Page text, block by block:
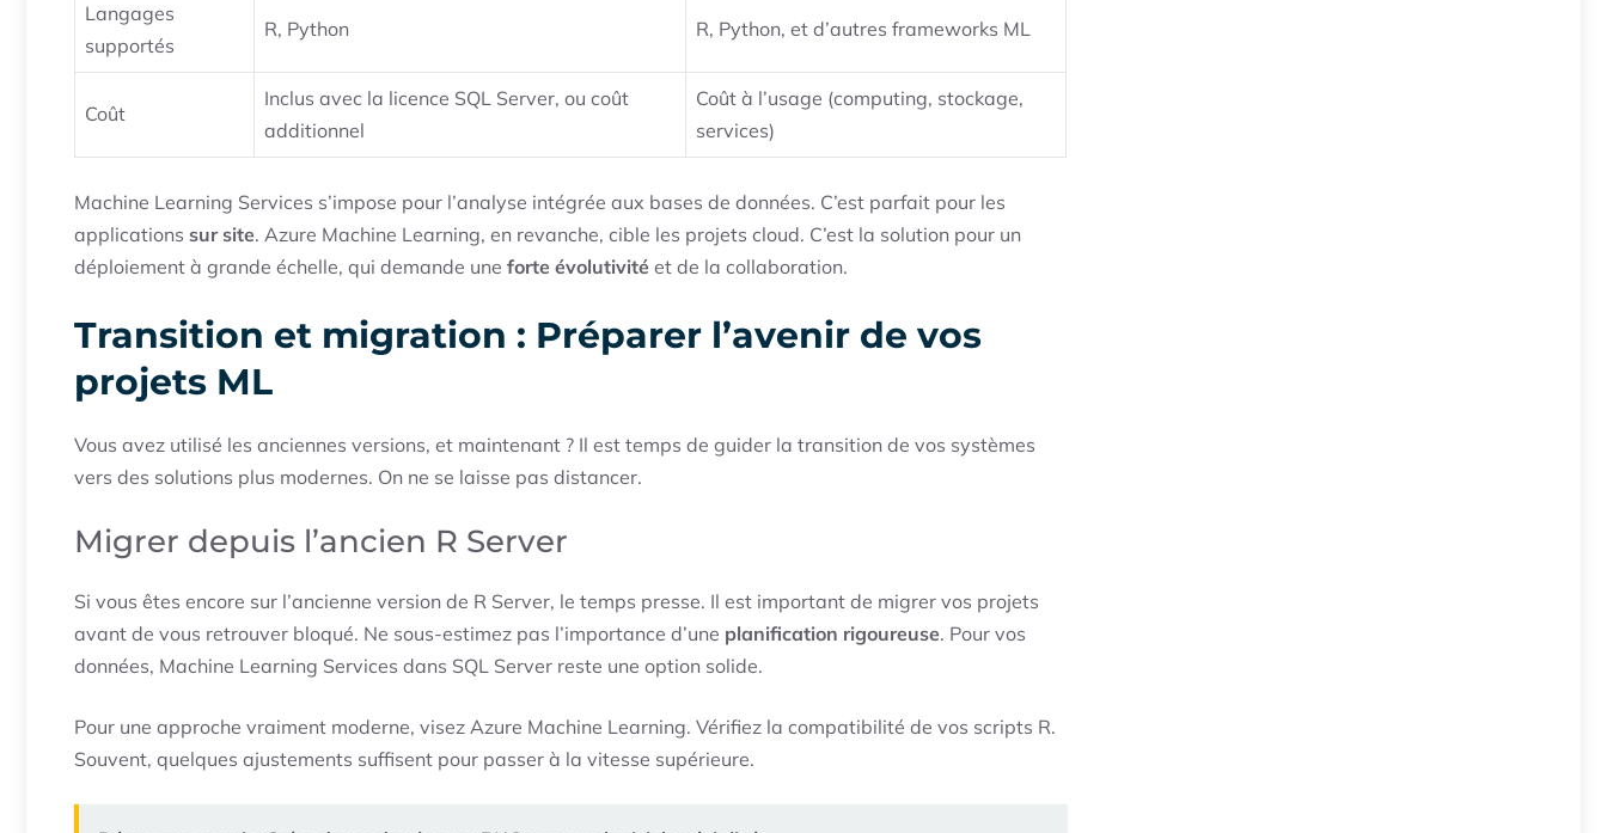
Langages
supportés
R, Python R, Python, et d’autres frameworks ML
Coût
Inclus avec la licence SQL Server, ou coût
additionnel
Coût à l’usage (computing, stockage,
services)
Machine Learning Services s’impose pour l’analyse intégrée aux bases de données. C’est parfait pour les
applications sur site. Azure Machine Learning, en revanche, cible les projets cloud. C’est la solution pour un
déploiement à grande échelle, qui demande une forte évolutivité et de la collaboration.
Transition et migration : Préparer l’avenir de vos
projets ML
Vous avez utilisé les anciennes versions, et maintenant ? Il est temps de guider la transition de vos systèmes
vers des solutions plus modernes. On ne se laisse pas distancer.
Migrer depuis l’ancien R Server
Si vous êtes encore sur l’ancienne version de R Server, le temps presse. Il est important de migrer vos projets
avant de vous retrouver bloqué. Ne sous-estimez pas l’importance d’une planification rigoureuse. Pour vos
données, Machine Learning Services dans SQL Server reste une option solide.
Pour une approche vraiment moderne, visez Azure Machine Learning. Vérifiez la compatibilité de vos scripts R.
Souvent, quelques ajustements suffisent pour passer à la vitesse supérieure.